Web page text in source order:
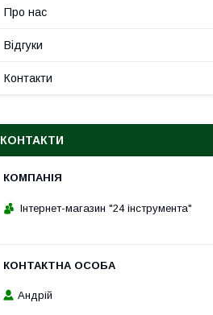
Про нас
Відгуки
Контакти
КОНТАКТИ
Інтернет-магазин "24 інструмента"
Андрій